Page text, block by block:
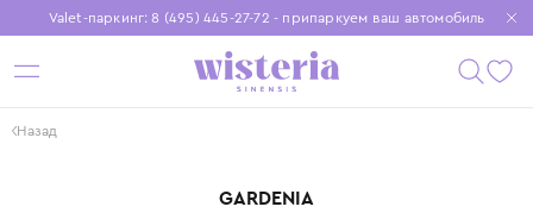
Valet-паркинг: 8 (495) 445-27-72 - припаркуем ваш автомобиль
Бесплатная доставка при заказе от 15 000 ₽
Установите приложение, чтобы покупки были еще удобнее
Назад
GARDENIA